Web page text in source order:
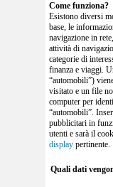
Come funziona?
Esistono diversi
base, le
navigazione in
attività di
categorie di
finanza e viaggi.
“automobili”)
visitato e un file
computer per
“automobili”.
pubblicitari in
utenti e sarà il
display pertinente.
Quali dati